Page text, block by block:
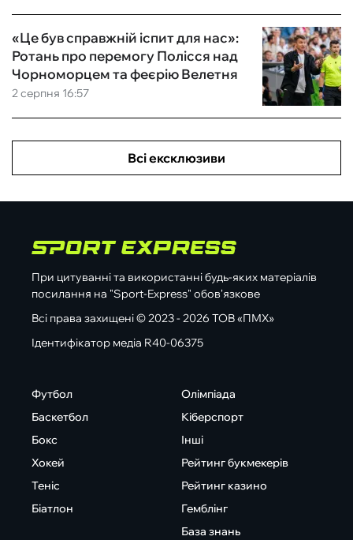
2 серпня 16:57
«Це був справжній іспит для нас»:
Ротань про перемогу Полісся над
Чорноморцем та феєрію Велетня
Всі ексклюзиви
При цитуванні та використанні будь-яких матеріалів
посилання на "Sport-Express" обов'язкове
Всі права захищені © 2023 - 2026 ТОВ «ПМХ»
Ідентифікатор медіа R40-06375
Футбол
Баскетбол
Бокс
Хокей
Теніс
Біатлон
Олімпіада
Кіберспорт
Інші
Рейтинг букмекерів
Рейтинг казино
Гемблінг
База знань